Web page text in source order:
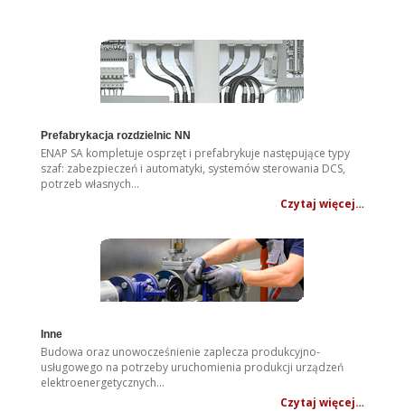
Prefabrykacja rozdzielnic NN
ENAP SA kompletuje osprzęt i prefabrykuje następujące typy
szaf: zabezpieczeń i automatyki, systemów sterowania DCS,
potrzeb własnych…
Czytaj więcej…
Inne
Budowa oraz unowocześnienie zaplecza produkcyjno-
usługowego na potrzeby uruchomienia produkcji urządzeń
elektroenergetycznych…
Czytaj więcej…